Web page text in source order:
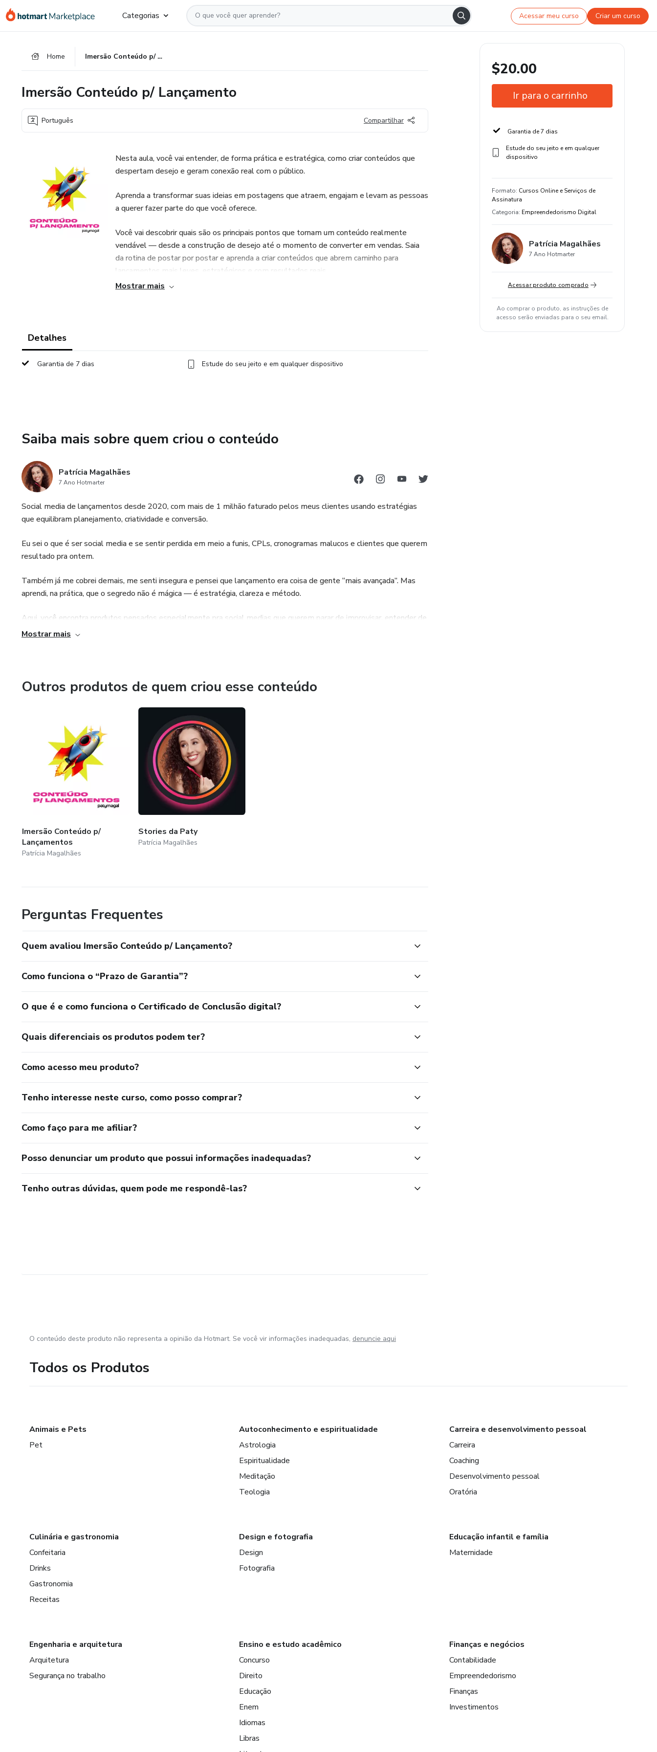
para
para
para
Categorias Acessar meu curso Criar um curso
Home Imersão Conteúdo p/ Lançamento
Imersão Conteúdo p/ Lançamento
Português Compartilhar
Nesta aula, você vai entender, de forma prática e estratégica, como criar conteúdos que
despertam desejo e geram conexão real com o público.
Aprenda a transformar suas ideias em postagens que atraem, engajam e levam as pessoas
a querer fazer parte do que você oferece.
Você vai descobrir quais são os principais pontos que tornam um conteúdo realmente
vendável — desde a construção de desejo até o momento de converter em vendas. Saia
da rotina de postar por postar e aprenda a criar conteúdos que abrem caminho para
lançamentos mais leves, estratégicos e com resultados reais.
Mostrar mais
Detalhes
Garantia de 7 dias Estude do seu jeito e em qualquer dispositivo
Saiba mais sobre quem criou o conteúdo
Patrícia Magalhães
7 Ano Hotmarter
Social media de lançamentos desde 2020, com mais de 1 milhão faturado pelos meus clientes usando estratégias
que equilibram planejamento, criatividade e conversão.
Eu sei o que é ser social media e se sentir perdida em meio a funis, CPLs, cronogramas malucos e clientes que querem
resultado pra ontem.
Também já me cobrei demais, me senti insegura e pensei que lançamento era coisa de gente “mais avançada”. Mas
aprendi, na prática, que o segredo não é mágica — é estratégia, clareza e método.
Aqui, você encontra produtos pensados especialmente pra social medias que querem parar de improvisar, entender de
vez o jogo dos lançamentos e conquistar seu lugar como peça-chave nas vendas dos clientes.
Mostrar mais
Outros produtos de quem criou esse conteúdo
Imersão Conteúdo p/
Lançamentos
Patrícia Magalhães
Stories da Paty
Patrícia Magalhães
Perguntas Frequentes
Quem avaliou Imersão Conteúdo p/ Lançamento?
Como funciona o “Prazo de Garantia”?
O que é e como funciona o Certificado de Conclusão digital?
Quais diferenciais os produtos podem ter?
Como acesso meu produto?
Tenho interesse neste curso, como posso comprar?
Como faço para me afiliar?
Posso denunciar um produto que possui informações inadequadas?
Tenho outras dúvidas, quem pode me respondê-las?
$20.00
Ir para o carrinho
Garantia de 7 dias
Estude do seu jeito e em qualquer
dispositivo
Formato: Cursos Online e Serviços de
Assinatura
Categoria: Empreendedorismo Digital
Patrícia Magalhães
7 Ano Hotmarter
Acessar produto comprado
Ao comprar o produto, as instruções de
acesso serão enviadas para o seu email.
O conteúdo deste produto não representa a opinião da Hotmart. Se você vir informações inadequadas, denuncie aqui
Todos os Produtos
Animais e Pets
Pet
Autoconhecimento e espiritualidade
Astrologia
Espiritualidade
Meditação
Teologia
Carreira e desenvolvimento pessoal
Carreira
Coaching
Desenvolvimento pessoal
Oratória
Culinária e gastronomia
Confeitaria
Drinks
Gastronomia
Receitas
Design e fotografia
Design
Fotografia
Educação infantil e família
Maternidade
Engenharia e arquitetura
Arquitetura
Segurança no trabalho
Ensino e estudo acadêmico
Concurso
Direito
Educação
Enem
Idiomas
Libras
Finanças e negócios
Contabilidade
Empreendedorismo
Finanças
Investimentos